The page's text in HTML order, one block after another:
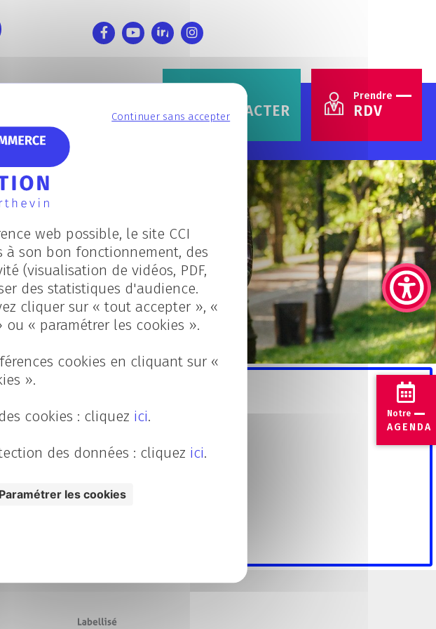
Prendre
RDV
CONTACTER
Notre
AGENDA
envoyé
!
avec succès.
les plus brefs délais.
Continuer sans accepter
web possible, le site CCI
à son bon fonctionnement, des
(visualisation de vidéos, PDF,
des statistiques d'audience.
cliquer sur « tout accepter », «
« paramétrer les cookies ».
cookies en cliquant sur «
».
cookies : cliquez ici.
des données : cliquez ici.
Paramétrer les cookies